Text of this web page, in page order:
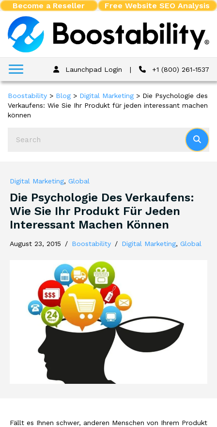
Become a Reseller Free Website SEO Analysis
Launchpad Login | +1 (800) 261-1537
Boostability > Blog > Digital Marketing > Die Psychologie des
Verkaufens: Wie Sie Ihr Produkt für jeden interessant machen
können
Digital Marketing, Global
Die Psychologie Des Verkaufens:
Wie Sie Ihr Produkt Für Jeden
Interessant Machen Können
August 23, 2015 / Boostability / Digital Marketing, Global
Fällt es Ihnen schwer, anderen Menschen von Ihrem Produkt